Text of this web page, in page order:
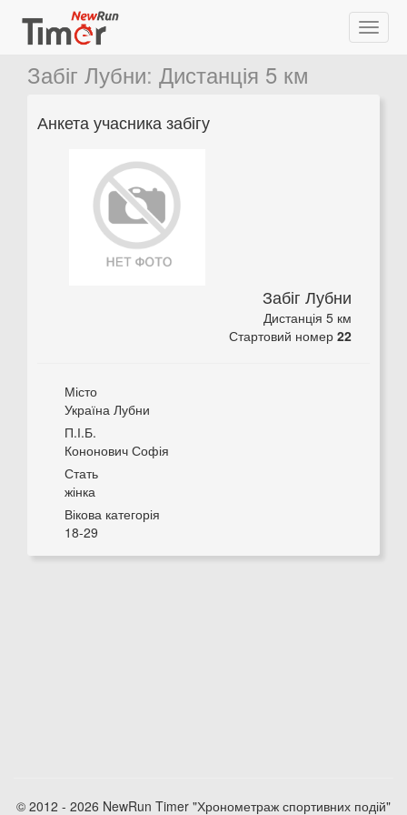
Забіг Лубни: Дистанція 5 км
Анкета учасника забігу
Забіг Лубни
Дистанція 5 км
Стартовий номер 22
Місто
Україна Лубни
П.І.Б.
Кононович Софія
Стать
жінка
Вікова категорія
18-29
© 2012 - 2026 NewRun Timer "Хронометраж спортивних подій"